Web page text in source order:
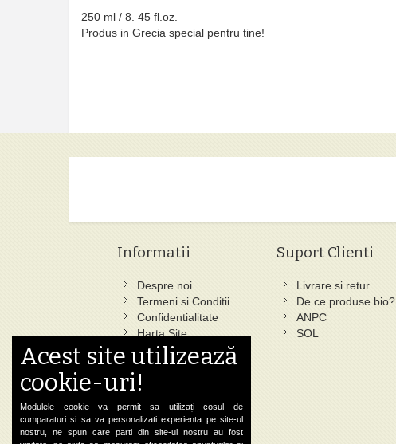
250 ml / 8. 45 fl.oz.
Produs in Grecia special pentru tine!
Informatii
Despre noi
Termeni si Conditii
Confidentialitate
Harta Site
Ce au cautat altii
Cautare Avansata
Suport Clienti
Livrare si retur
De ce produse bio?
ANPC
SOL
Acest site utilizează
cookie-uri!
Modulele cookie va permit sa utilizați cosul de
cumparaturi si sa va personalizati experienta pe site-ul
nostru, ne spun care parti din site-ul nostru au fost